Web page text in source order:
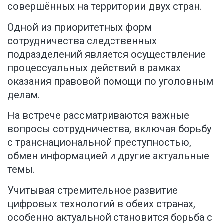
совершённых на территории двух стран.
Одной из приоритетных форм
сотрудничества следственных
подразделений является осуществление
процессуальных действий в рамках
оказания правовой помощи по уголовным
делам.
На встрече рассматриваются важные
вопросы сотрудничества, включая борьбу
с транснациональной преступностью,
обмен информацией и другие актуальные
темы.
Учитывая стремительное развитие
цифровых технологий в обеих странах,
особенно актуальной становится борьба с